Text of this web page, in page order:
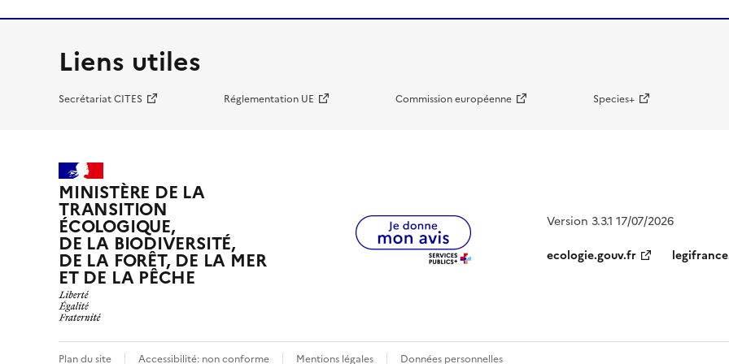
Liens utiles
Secrétariat CITES Réglementation UE Commission européenne Species+
MINISTÈRE DE LA
TRANSITION
ÉCOLOGIQUE,
DE LA BIODIVERSITÉ,
DE LA FORÊT, DE LA MER
ET DE LA PÊCHE
Version 3.3.1 17/07/2026
ecologie.gouv.fr
Plan du site Accessibilité: non conforme Mentions légales Données personnelles